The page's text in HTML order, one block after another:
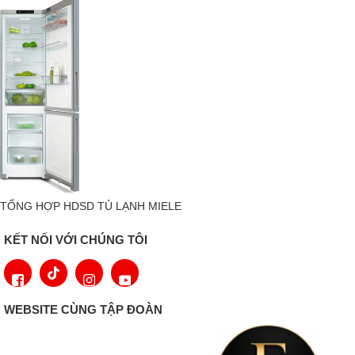
kéo. Hệ thống đèn LED sáng cũng được tích hợp để có cái nhìn
tổng quan hoàn hảo. Điều này làm cho PerfectFresh Pro trở
thành kho lưu trữ độ tươi tốt nhất từ ​​Miele.
ComfortSize
Thể tích lớn hơn: Các thiết bị làm lạnh Miele với ComfortSize
cung cấp cho bạn đủ không gian để lưu trữ thực phẩm một cách
thuận tiện. Nhờ độ sâu lớn hơn, bạn có thể dễ dàng đặt khay
nướng phía trên ngăn PerfectFresh Pro hoặc PerfectFresh
Active. Bằng cách này, ngay cả những vật dụng cồng kềnh cũng
có thể được sắp xếp một cách dễ dàng và thoải mái.
Với hệ thống Miele@home sáng tạo của chúng tôi, bạn có thể
khai thác triệt để tiềm năng của các thiết bị Miele và làm cho cuộc
TỔNG HỢP HDSD TỦ LẠNH MIELE
KẾT NỐI VỚI CHÚNG TÔI
WEBSITE CÙNG TẬP ĐOÀN